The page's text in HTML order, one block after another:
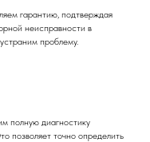
гарантию, подтверждая
неисправности в
проблему.
полную диагностику
позволяет точно определить